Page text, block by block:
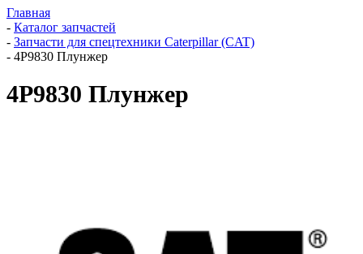
Главная
- Каталог запчастей
- Запчасти для спецтехники Caterpillar (CAT)
- 4P9830 Плунжер
4P9830 Плунжер